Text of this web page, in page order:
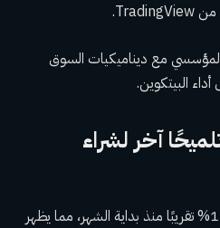
المؤسسي مع ديناميكيات السوق
البيتكوين.
آخر لشراء
ارتفعت عملة البيتكوين بنسبة 12% تقريبًا منذ بداية الشهر، مما يظهر